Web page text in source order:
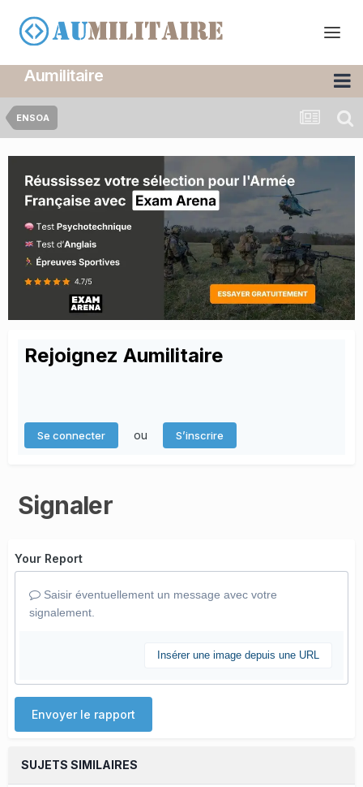
Aumilitaire
ENSOA
Rejoignez Aumilitaire
Se connecter ou S’inscrire
Signaler
Your Report
Saisir éventuellement un message avec votre
signalement.
Insérer une image depuis une URL
Envoyer le rapport
SUJETS SIMILAIRES